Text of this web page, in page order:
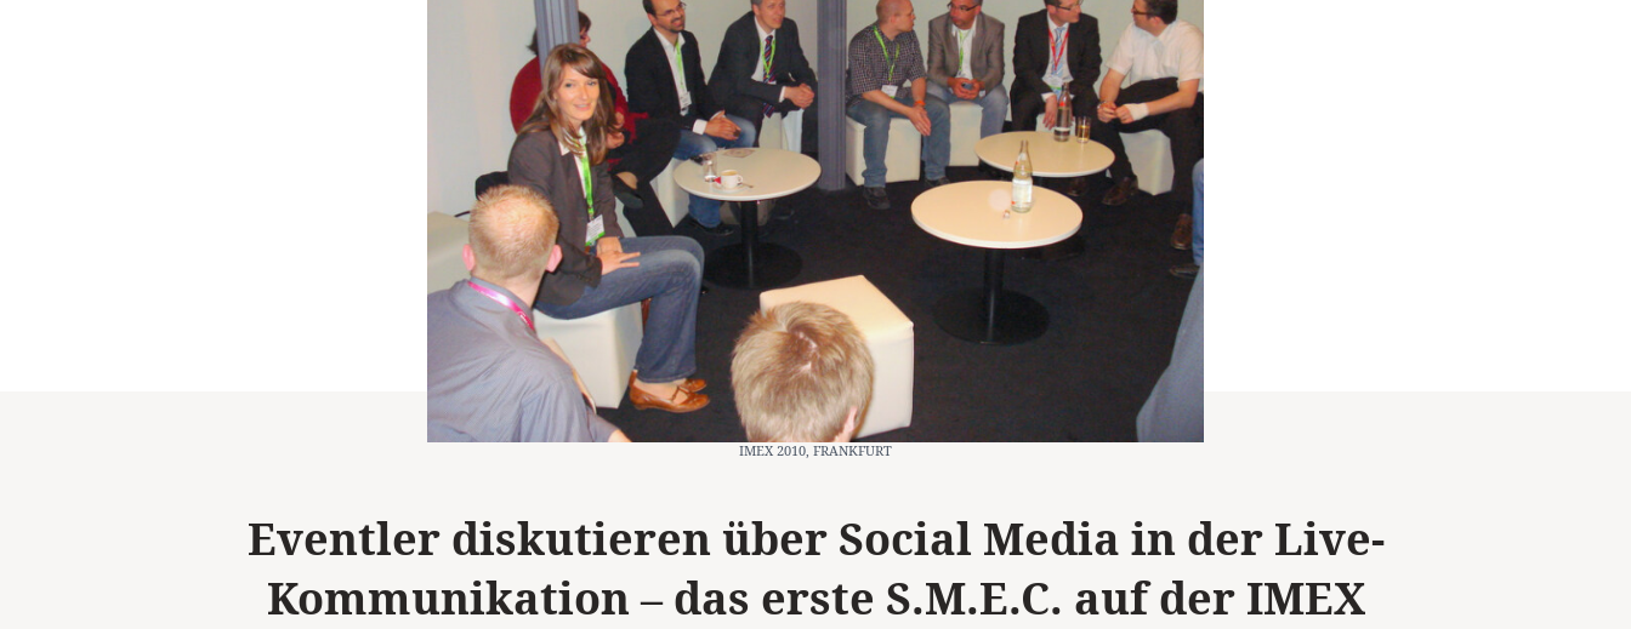
IMEX 2010, FRANKFURT
Eventler diskutieren über Social Media in der Live-
Kommunikation – das erste S.M.E.C. auf der IMEX